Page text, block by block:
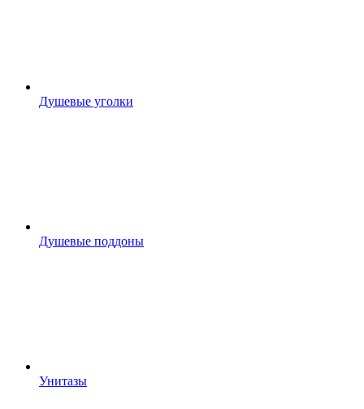
Душевые уголки
Душевые поддоны
Унитазы